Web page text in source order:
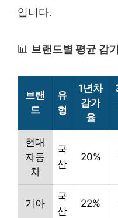
입니다.
📊 브랜드별 평균 감
브랜
드
유
형
1년차
감가
율
현대
자동
차
국
산
20%
기아
국
산
22%